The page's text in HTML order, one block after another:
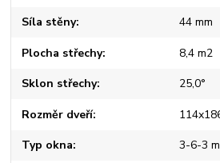
Síla stěny 44 mm
Plocha střechy 8,4 m2
Sklon střechy 25,0°
Rozměr dveří
Typ okna 3-6-3